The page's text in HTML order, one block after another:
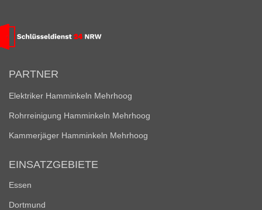
PARTNER
Elektriker Hamminkeln Mehrhoog
Rohrreinigung Hamminkeln Mehrhoog
Kammerjäger Hamminkeln Mehrhoog
EINSATZGEBIETE
Essen
Dortmund